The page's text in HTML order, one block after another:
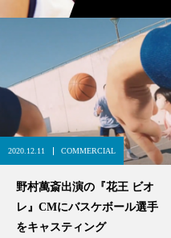
2020.12.11 COMMERCIAL
野村萬斎出演の『花王 ビオ
レ』CMにバスケボール選手
をキャスティング